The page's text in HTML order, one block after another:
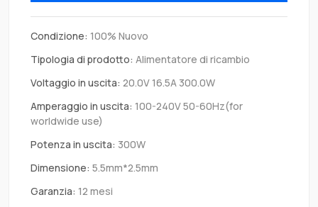
Condizione: 100% Nuovo
Tipologia di prodotto: Alimentatore di ricambio
Voltaggio in uscita: 20.0V 16.5A 300.0W
Amperaggio in uscita: 100-240V 50-60Hz(for
worldwide use)
Potenza in uscita: 300W
Dimensione: 5.5mm*2.5mm
Garanzia: 12 mesi